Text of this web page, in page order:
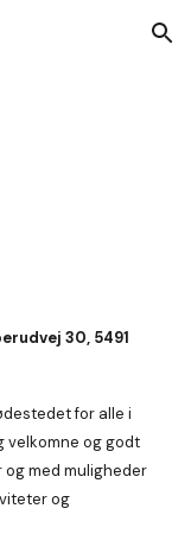
Skip to navigation
30, 5491
for alle i
velkomne og godt
med muligheder
og